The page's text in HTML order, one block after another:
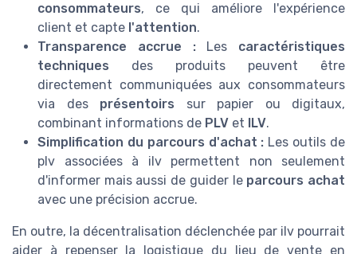
consommateurs, ce qui améliore l'expérience
client et capte l'attention.
Transparence accrue : Les caractéristiques
techniques des produits peuvent être
directement communiquées aux consommateurs
via des présentoirs sur papier ou digitaux,
combinant informations de PLV et ILV.
Simplification du parcours d'achat : Les outils de
plv associées à ilv permettent non seulement
d'informer mais aussi de guider le parcours achat
avec une précision accrue.
En outre, la décentralisation déclenchée par ilv pourrait
aider à repenser la logistique du lieu de vente en